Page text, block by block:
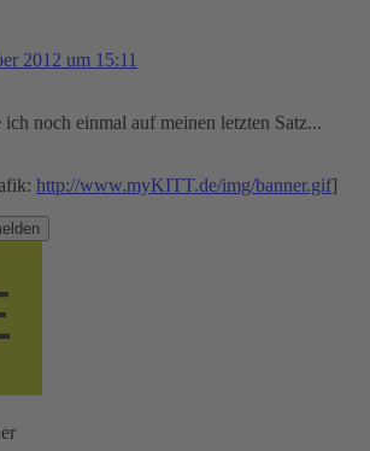
2012 um 15:11
noch einmal auf meinen letzten Satz...
http://www.myKITT.de/img/banner.gif]